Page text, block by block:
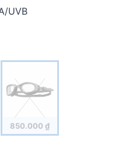
UVB
850.000 ₫